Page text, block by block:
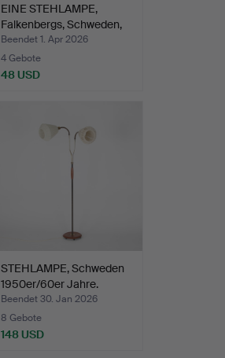
EINE STEHLAMPE,
Falkenbergs, Schweden,
196…
Beendet 1. Apr 2026
4 Gebote
48 USD
STEHLAMPE, Schweden
1950er/60er Jahre.
Beendet 30. Jan 2026
8 Gebote
148 USD